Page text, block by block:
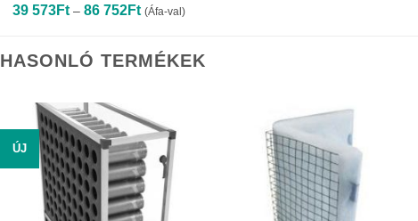
39 573Ft – 86 752FtÁrtartomány:
39
86
752Ft
(Áfa-val)
HASONLÓ TERMÉKEK
ÚJ